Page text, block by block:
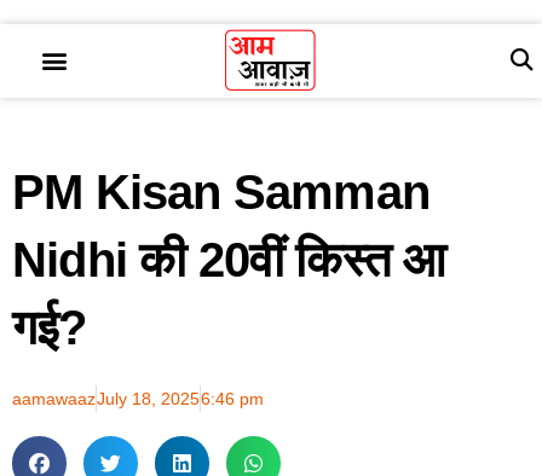
PM Kisan Samman
Nidhi की 20वीं किस्त आ
गई?
aamawaazJuly 18, 20256:46 pm